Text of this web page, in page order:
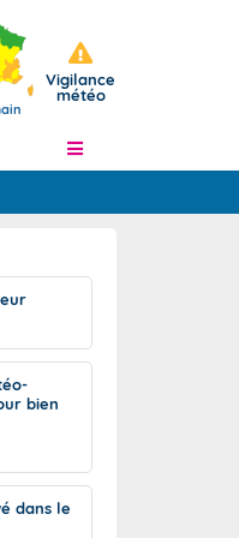
Vigilance
météo
J+2 à J+7
à l'échelle
bien
dans le